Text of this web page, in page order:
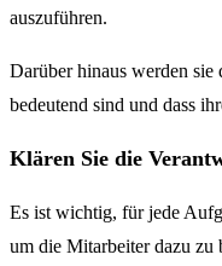
auszuführen.
Darüber hinaus werden sie
bedeutend sind und dass
Klären Sie die
Es ist wichtig, für jede
um die Mitarbeiter dazu zu